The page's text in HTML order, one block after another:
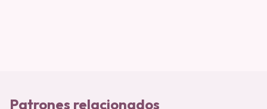
Patrones relacionados